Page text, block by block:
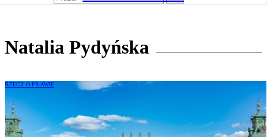
Natalia Pydyńska
RZECZ O PRAWIE
Natalia Pydyńska: Zabytki i natura nie są
zwykłą strefą eventową